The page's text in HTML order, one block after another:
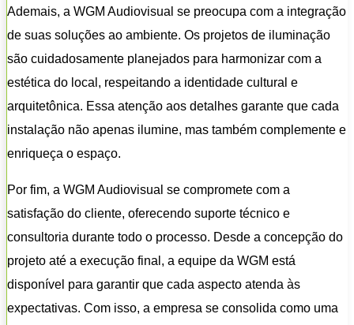
Ademais, a WGM Audiovisual se preocupa com a integração
de suas soluções ao ambiente. Os projetos de iluminação
são cuidadosamente planejados para harmonizar com a
estética do local, respeitando a identidade cultural e
arquitetônica. Essa atenção aos detalhes garante que cada
instalação não apenas ilumine, mas também complemente e
enriqueça o espaço.
Por fim, a WGM Audiovisual se compromete com a
satisfação do cliente, oferecendo suporte técnico e
consultoria durante todo o processo. Desde a concepção do
projeto até a execução final, a equipe da WGM está
disponível para garantir que cada aspecto atenda às
expectativas. Com isso, a empresa se consolida como uma